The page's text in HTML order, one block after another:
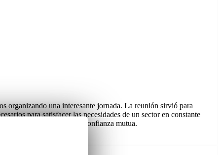
organizando una interesante jornada. La reunión sirvió para
para satisfacer las necesidades de un sector en constante
en la transparencia y la confianza mutua.